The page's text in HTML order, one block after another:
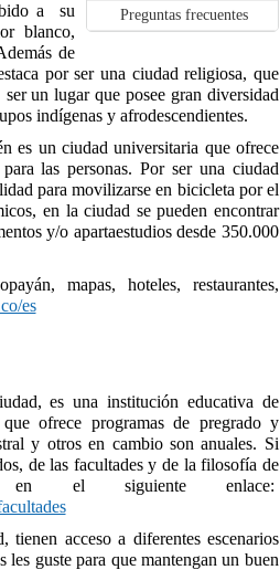
Preguntas frecuentes
a su
blanco,
de
por ser una ciudad religiosa, que
un lugar que posee gran diversidad
indígenas y afrodescendientes.
es un ciudad universitaria que ofrece
las personas. Por ser una ciudad
para movilizarse en bicicleta por el
en la ciudad se pueden encontrar
y/o apartaestudios desde 350.000
mapas, hoteles, restaurantes,
es
es una institución educativa de
ofrece programas de pregrado y
y otros en cambio son anuales. Si
de las facultades y de la filosofía de
en el siguiente enlace:
acceso a diferentes escenarios
guste para que mantengan un buen